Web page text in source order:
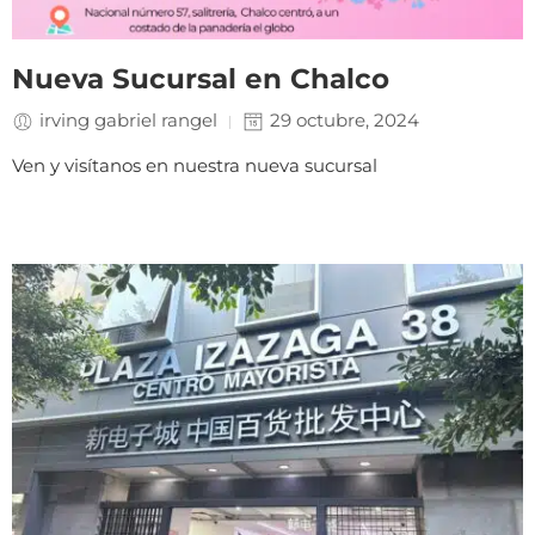
Nueva Sucursal en Chalco
irving gabriel rangel 29 octubre, 2024
Ven y visítanos en nuestra nueva sucursal